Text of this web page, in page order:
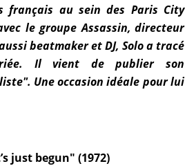
français au sein des Paris City
le groupe Assassin, directeur
beatmaker et DJ, Solo a tracé
Il vient de publier son
Une occasion idéale pour lui
just begun" (1972)